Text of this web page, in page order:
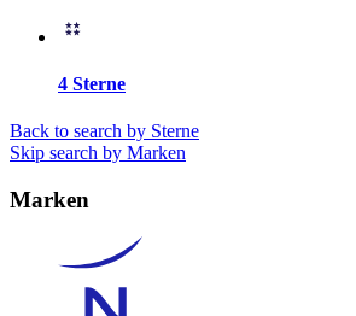
4 Sterne
Back to search by Sterne
Skip search by Marken
Marken